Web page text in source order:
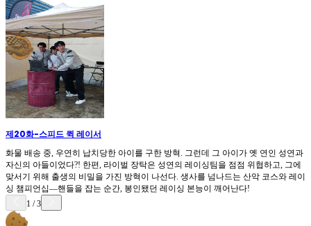
제20화-스피드 퀵 레이서
화물 배송 중, 우연히 납치당한 아이를 구한 방혁. 그런데 그 아이가 옛 연인 성연과
자신의 아들이었다?! 한편, 라이벌 장탁은 성연의 레이싱팀을 점점 위협하고, 그에
맞서기 위해 출생의 비밀을 가진 방혁이 나선다. 생사를 넘나드는 산악 코스와 레이
싱 챔피언십—핸들을 잡는 순간, 봉인됐던 레이싱 본능이 깨어난다!
1 /3